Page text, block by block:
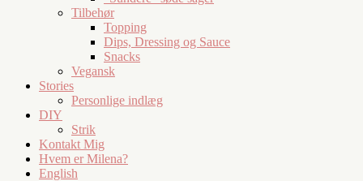
Tilbehør
Topping
Dips, Dressing og Sauce
Snacks
Vegansk
Stories
Personlige indlæg
DIY
Strik
Kontakt Mig
Hvem er Milena?
English